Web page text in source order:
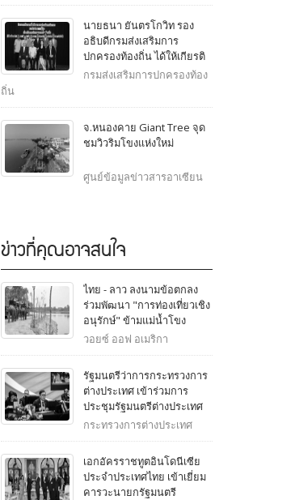
นายธนา ยันตรโกวิท รอง
อธิบดีกรมส่งเสริมการ
ปกครองท้องถิ่น ได้ให้เกียรติ
เป็นประธานเปิดโครงการ
ราชการส่วนท้องถิ่น
กรมส่งเสริมการปกครองท้อง
ถิ่น
จ.หนองคาย Giant Tree จุด
ชมวิวริมโขงแห่งใหม่
ศูนย์ข้อมูลข่าวสารอาเซียน
ข่าวที่คุณอาจสนใจ
ไทย - ลาว ลงนามข้อตกลง
ร่วมพัฒนา "การท่องเที่ยวเชิง
อนุรักษ์" ข้ามแม่น้ำโขง
วอยซ์ ออฟ อเมริกา
รัฐมนตรีว่าการกระทรวงการ
ต่างประเทศ เข้าร่วมการ
ประชุมรัฐมนตรีต่างประเทศ
อาเซียน สมัยพิเศษ ว่าด้วย
กัมพูชา ที่กรุงกัวลาลัมเปอร์
กระทรวงการต่างประเทศ
เอกอัครราชทูตอินโดนีเซีย
ประจำประเทศไทย เข้าเยี่ยม
คารวะนายกรัฐมนตรี